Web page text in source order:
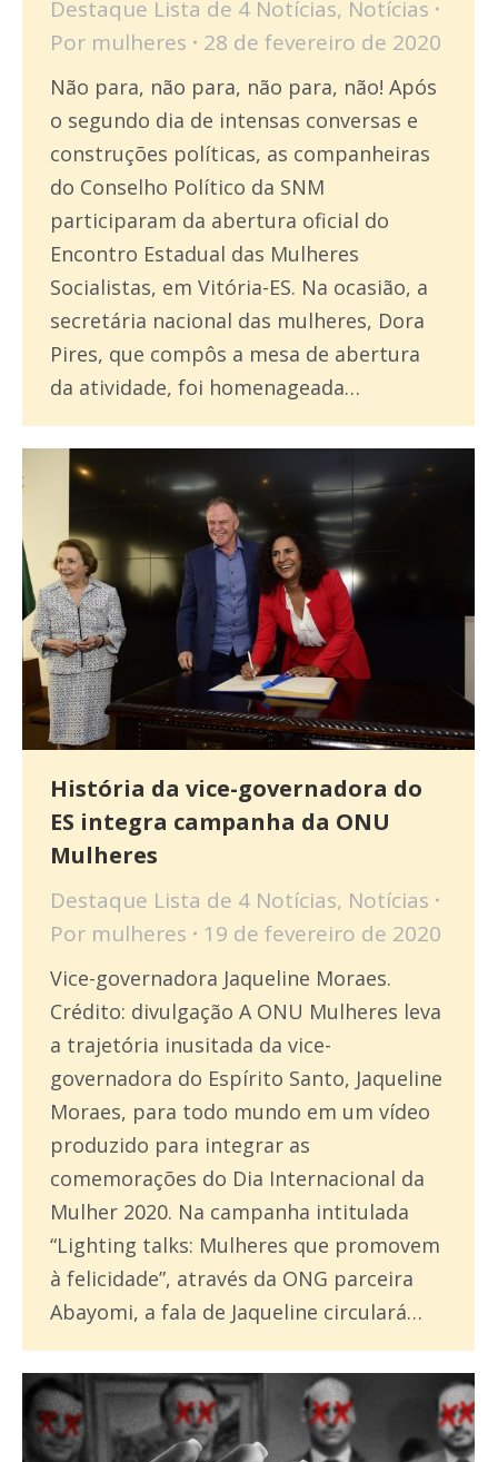
Destaque Lista de 4 Notícias, Notícias
Por mulheres 28 de fevereiro de 2020
Não para, não para, não para, não! Após
o segundo dia de intensas conversas e
construções políticas, as companheiras
do Conselho Político da SNM
participaram da abertura oficial do
Encontro Estadual das Mulheres
Socialistas, em Vitória-ES. Na ocasião, a
secretária nacional das mulheres, Dora
Pires, que compôs a mesa de abertura
da atividade, foi homenageada…
História da vice-governadora do
ES integra campanha da ONU
Mulheres
Destaque Lista de 4 Notícias, Notícias
Por mulheres 19 de fevereiro de 2020
Vice-governadora Jaqueline Moraes.
Crédito: divulgação A ONU Mulheres leva
a trajetória inusitada da vice-
governadora do Espírito Santo, Jaqueline
Moraes, para todo mundo em um vídeo
produzido para integrar as
comemorações do Dia Internacional da
Mulher 2020. Na campanha intitulada
“Lighting talks: Mulheres que promovem
à felicidade”, através da ONG parceira
Abayomi, a fala de Jaqueline circulará…